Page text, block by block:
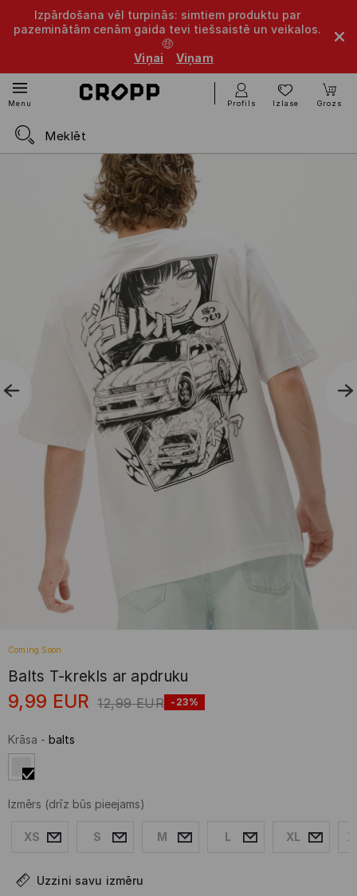
Izpārdošana vēl turpinās: simtiem produktu par
pazeminātām cenām gaida tevi tiešsaistē un veikalos.
🤑
Viņai
Viņam
Menu Profils Izlase Grozs
Coming Soon
Balts T-krekls ar apdruku
9,99 EUR 12,99 EUR -23%
Krāsa - balts
Izmērs (drīz būs pieejams)
XS S M L XL
Uzzini savu izmēru